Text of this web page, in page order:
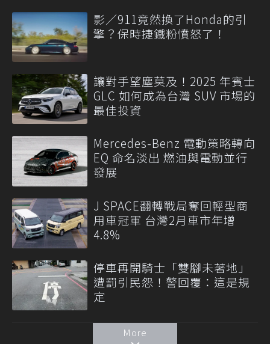
影／911竟然換了Honda的引
擎？保時捷鐵粉憤怒了！
讓對手望塵莫及！2025 年賓士
GLC 如何成為台灣 SUV 市場的
最佳投資
Mercedes-Benz 電動策略轉向
EQ 命名淡出 燃油與電動並行
發展
J SPACE翻轉戰局奪回輕型商
用車冠軍 台灣2月車市年增
4.8%
停車再開騎士「雙腳未著地」
遭罰引民怨！警回覆：這是規
定
More